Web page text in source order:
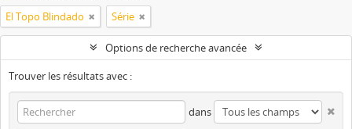
El Topo Blindado Série
Options de recherche avancée
Trouver les résultats avec :
dans